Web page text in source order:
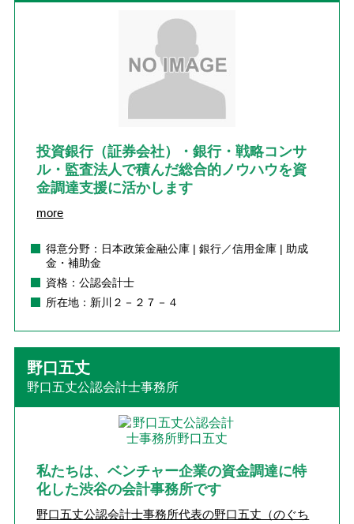
投資銀行（証券会社）・銀行・戦略コンサ
ル・監査法人で積んだ総合的ノウハウを資
金調達支援に活かします
more
得意分野：日本政策金融公庫 | 銀行／信用金庫 | 助成
金・補助金
資格：公認会計士
所在地：新川２－２７－４
野口五丈
野口五丈公認会計士事務所
私たちは、ベンチャー企業の資金調達に特
化した渋谷の会計事務所です
野口五丈公認会計士事務所代表の野口五丈（のぐち